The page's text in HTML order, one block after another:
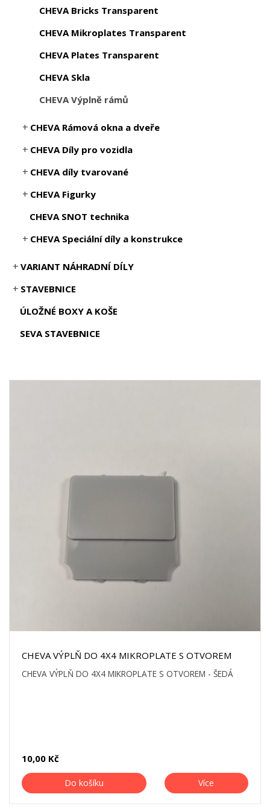
CHEVA VÝPLŇ DO 4X4 MIKROPLATE S OTVOREM
CHEVA VÝPLŇ DO 4X4 MIKROPLATE S OTVOREM - ŠEDÁ
10,00 Kč
Do košíku Více
CHEVA Bricks Transparent
CHEVA Mikroplates Transparent
CHEVA Plates Transparent
CHEVA Skla
CHEVA Výplně rámů
CHEVA Rámová okna a dveře
CHEVA Díly pro vozidla
CHEVA díly tvarované
CHEVA Figurky
CHEVA SNOT technika
CHEVA Speciální díly a konstrukce
VARIANT NÁHRADNÍ DÍLY
STAVEBNICE
ÚLOŽNÉ BOXY A KOŠE
SEVA STAVEBNICE